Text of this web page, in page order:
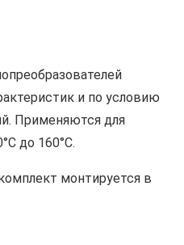
и по условию
Применяются для
до 160°С.
монтируется в